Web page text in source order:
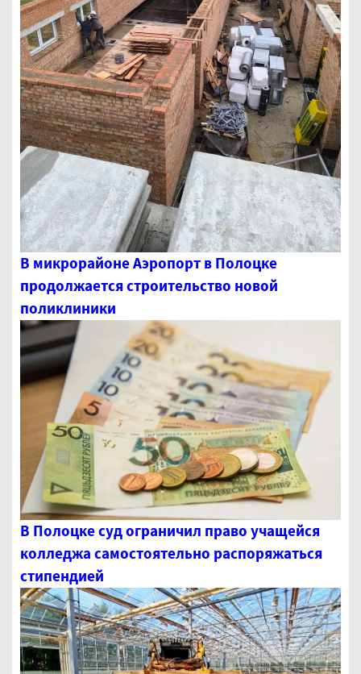
В микрорайоне Аэропорт в Полоцке
продолжается строительство новой
поликлиники
В Полоцке суд ограничил право учащейся
колледжа самостоятельно распоряжаться
стипендией